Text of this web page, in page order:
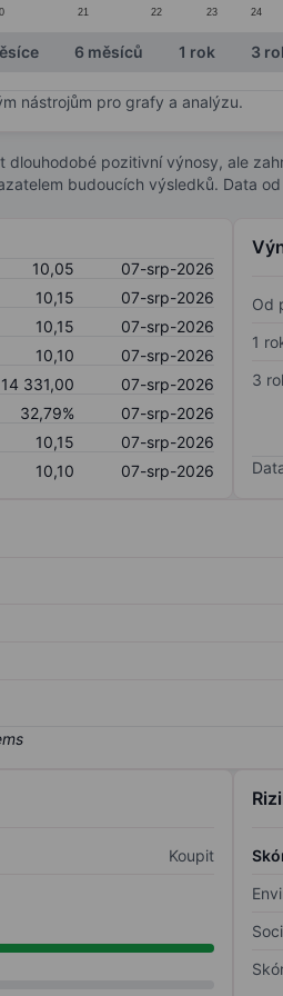
21 22 23 24
6 měsíců 1 rok 3
nástrojům pro grafy a analýzu.
dlouhodobé pozitivní výnosy, ale
budoucích výsledků. Data
10,05
07-srp-2026
10,15
07-srp-2026
10,15
07-srp-2026
10,10
07-srp-2026
14 331,00
07-srp-2026
32,79%
07-srp-2026
10,15
07-srp-2026
10,10 07-srp-2026
Od
1
3
Koupit